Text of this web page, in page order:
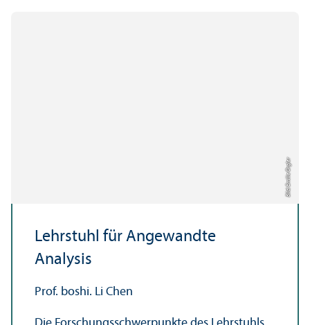
Bild: Emilie Orgler
Lehr­stuhl für Angewandte
Analysis
Prof. boshi. Li Chen